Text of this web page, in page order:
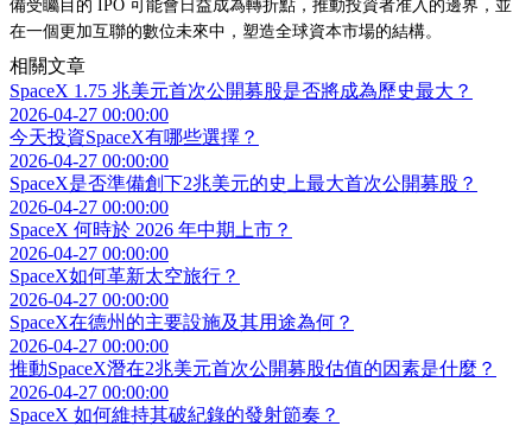
備受矚目的 IPO 可能會日益成為轉折點，推動投資者准入的邊界，並
在一個更加互聯的數位未來中，塑造全球資本市場的結構。
相關文章
SpaceX 1.75 兆美元首次公開募股是否將成為歷史最大？
2026-04-27 00:00:00
今天投資SpaceX有哪些選擇？
2026-04-27 00:00:00
SpaceX是否準備創下2兆美元的史上最大首次公開募股？
2026-04-27 00:00:00
SpaceX 何時於 2026 年中期上市？
2026-04-27 00:00:00
SpaceX如何革新太空旅行？
2026-04-27 00:00:00
SpaceX在德州的主要設施及其用途為何？
2026-04-27 00:00:00
推動SpaceX潛在2兆美元首次公開募股估值的因素是什麼？
2026-04-27 00:00:00
SpaceX 如何維持其破紀錄的發射節奏？